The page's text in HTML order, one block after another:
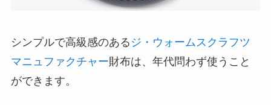
シンプルで高級感のある ジ・ウォームスクラフツ
マニュファクチャー財布は、年代問わず使うこと
ができます。